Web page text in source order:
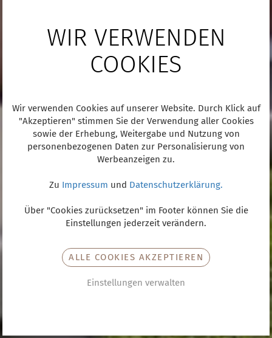
WIR VERWENDEN
COOKIES
Wir verwenden Cookies auf unserer Website. Durch Klick auf
"Akzeptieren" stimmen Sie der Verwendung aller Cookies
sowie der Erhebung, Weitergabe und Nutzung von
personenbezogenen Daten zur Personalisierung von
Werbeanzeigen zu.
Zu Impressum und Datenschutzerklärung.
Über "Cookies zurücksetzen" im Footer können Sie die
Einstellungen jederzeit verändern.
ALLE COOKIES AKZEPTIEREN
Einstellungen verwalten